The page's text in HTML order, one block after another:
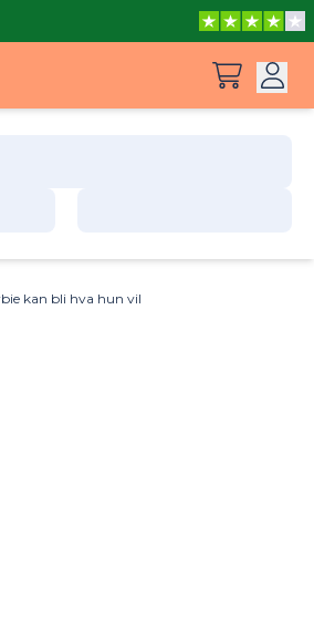
kan bli hva hun vil